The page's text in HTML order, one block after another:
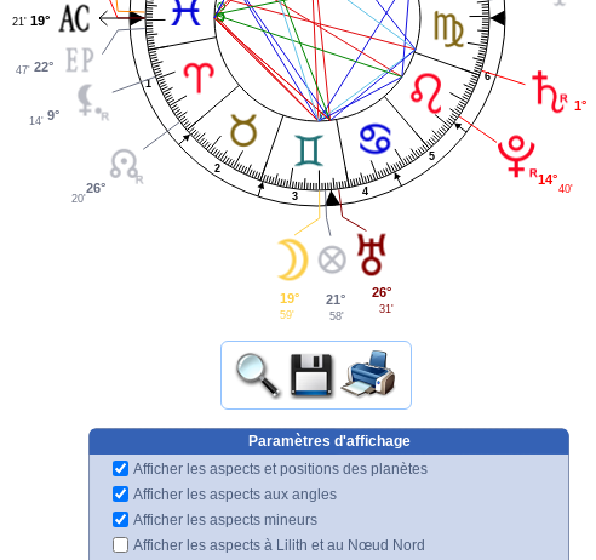
1
2
3 4
5
6
19°
21'
22°
47'
9°
14'
26°
20'
19°
59'
21°
58'
26°
31'
14°
40'
1°
Paramètres d'affichage
Afficher les aspects et positions des planètes
Afficher les aspects aux angles
Afficher les aspects mineurs
Afficher les aspects à Lilith et au Nœud Nord